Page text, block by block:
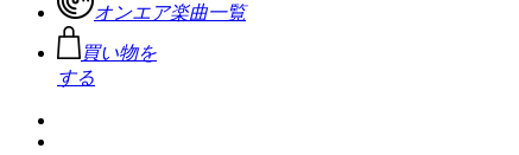
オンエア楽曲一覧
買い物を
する